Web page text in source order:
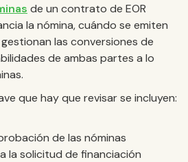
de un contrato de EOR
la nómina, cuándo se emiten
las conversiones de
de ambas partes a lo
que hay que revisar se incluyen:
de las nóminas
la solicitud de financiación